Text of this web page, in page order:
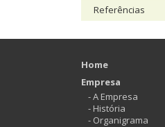
Referências
Home
Empresa
- A Empresa
- História
- Organigrama